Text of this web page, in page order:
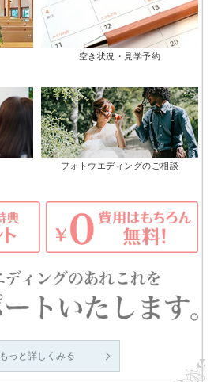
空き状況・見学予約
フォトウエディングのご相談
もっと詳しくみる